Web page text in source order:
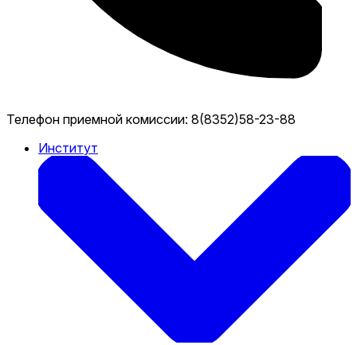
Телефон приемной комиссии: 8(8352)58-23-88
Институт